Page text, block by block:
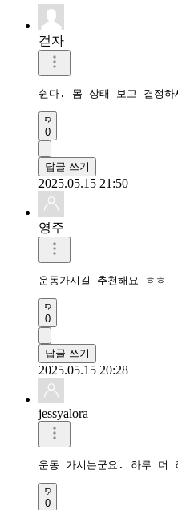
걷자
쉰다. 몸 상태 보고 결정
0
답글 쓰기
2025.05.15 21:50
영주
운동가시길 추천해요 ㅎ
0
답글 쓰기
2025.05.15 20:28
jessyalora
운동 가시는군요. 하루 더
0